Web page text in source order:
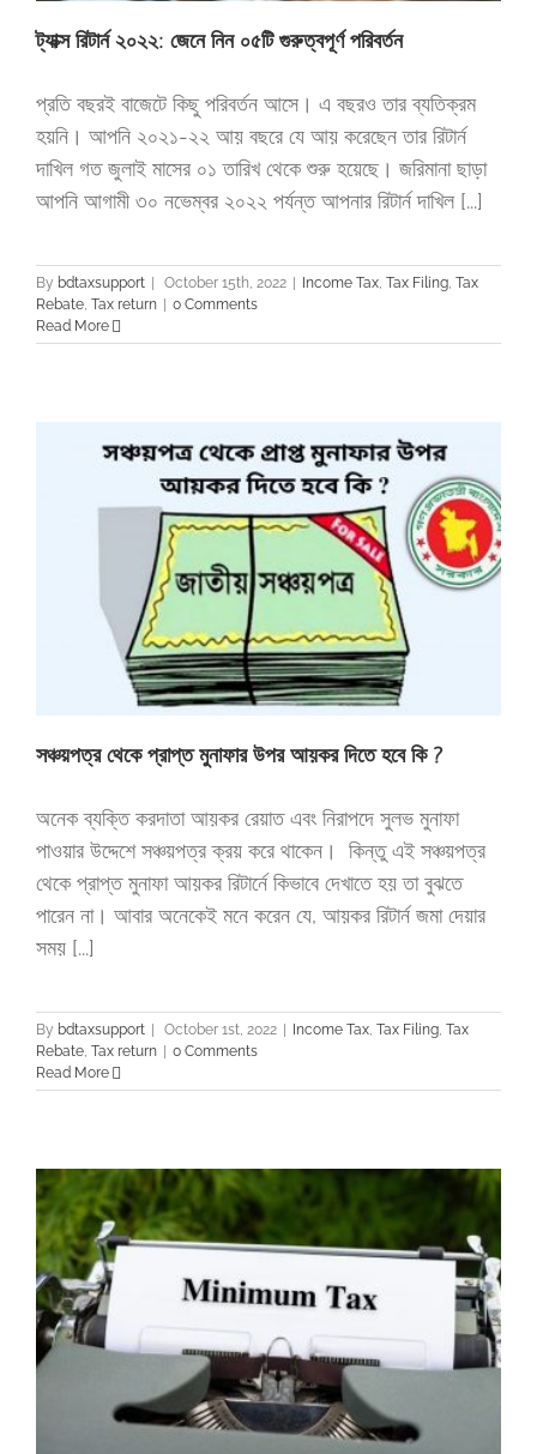
ট্যাক্স রিটার্ন ২০২২: জেনে নিন ০৫টি গুরুত্বপূর্ণ পরিবর্তন
প্রতি বছরই বাজেটে কিছু পরিবর্তন আসে। এ বছরও তার ব্যতিক্রম
হয়নি। আপনি ২০২১-২২ আয় বছরে যে আয় করেছেন তার রিটার্ন
দাখিল গত জুলাই মাসের ০১ তারিখ থেকে শুরু হয়েছে। জরিমানা ছাড়া
আপনি আগামী ৩০ নভেম্বর ২০২২ পর্যন্ত আপনার রিটার্ন দাখিল [...]
By bdtaxsupport | October 15th, 2022 | Income Tax, Tax Filing, Tax
Rebate, Tax return | 0 Comments
Read More
সঞ্চয়পত্র থেকে প্রাপ্ত মুনাফার উপর আয়কর দিতে হবে কি ?
অনেক ব্যক্তি করদাতা আয়কর রেয়াত এবং নিরাপদে সুলভ মুনাফা
পাওয়ার উদ্দেশে সঞ্চয়পত্র ক্রয় করে থাকেন। কিন্তু এই সঞ্চয়পত্র
থেকে প্রাপ্ত মুনাফা আয়কর রিটার্নে কিভাবে দেখাতে হয় তা বুঝতে
পারেন না। আবার অনেকেই মনে করেন যে, আয়কর রিটার্ন জমা দেয়ার
সময় [...]
By bdtaxsupport | October 1st, 2022 | Income Tax Tax Filing Tax
Rebate Tax return | 0 Comments
Read More